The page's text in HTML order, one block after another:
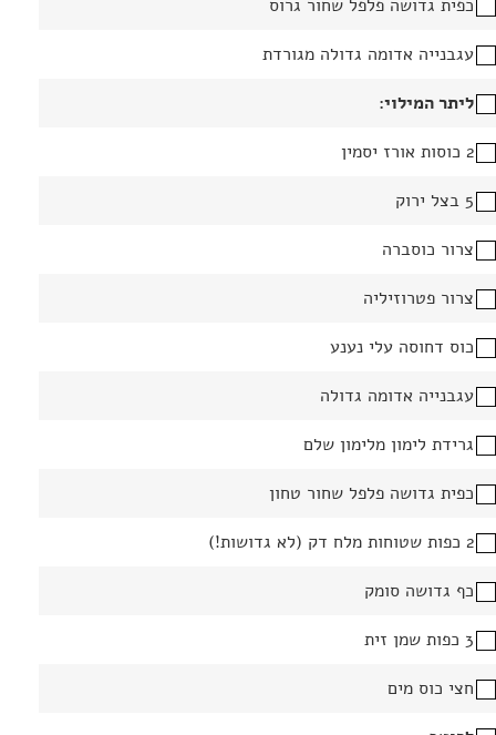
כפית גדושה פלפל שחור גרוס
עגבנייה אדומה גדולה מגורדת
ליתר המילוי:
2 כוסות אורז יסמין
5 בצל ירוק
צרור כוסברה
צרור פטרוזיליה
כוס דחוסה עלי נענע
עגבנייה אדומה גדולה
גרידת לימון מלימון שלם
כפית גדושה פלפל שחור טחון
2 כפות שטוחות מלח דק (לא גדושות!)
כף גדושה סומק
3 כפות שמן זית
חצי כוס מים